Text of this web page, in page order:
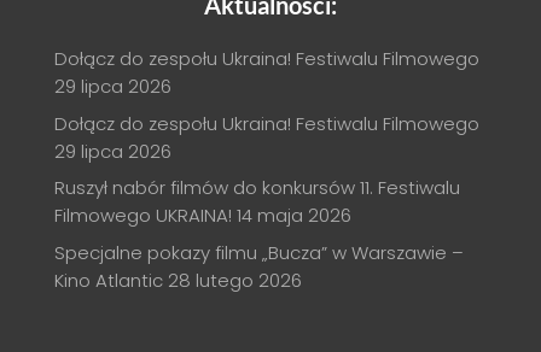
Dołącz do zespołu Ukraina! Festiwalu Filmowego
29 lipca 2026
Dołącz do zespołu Ukraina! Festiwalu Filmowego
29 lipca 2026
Ruszył nabór filmów do konkursów 11. Festiwalu
Filmowego UKRAINA! 14 maja 2026
Specjalne pokazy filmu „Bucza” w Warszawie –
Kino Atlantic 28 lutego 2026